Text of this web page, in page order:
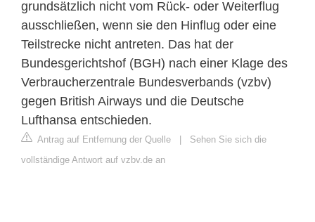
grundsätzlich nicht vom Rück- oder Weiterflug
ausschließen, wenn sie den Hinflug oder eine
Teilstrecke nicht antreten. Das hat der
Bundesgerichtshof (BGH) nach einer Klage des
Verbraucherzentrale Bundesverbands (vzbv)
gegen British Airways und die Deutsche
Lufthansa entschieden.
Antrag auf Entfernung der Quelle | Sehen Sie sich die
vollständige Antwort auf vzbv.de an